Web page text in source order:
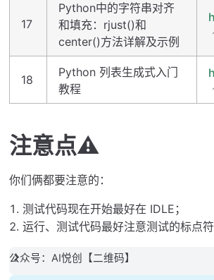
17
Python中的字符串对齐
和填充：rjust()和
center()方法详解及示例
18
Python 列表生成式入门
教程
注意点⚠️
你们俩都要注意的：
测试代码现在开始最好在 IDLE；
运行、测试代码最好注意测试的标点
公众号：AI悦创【二维码】